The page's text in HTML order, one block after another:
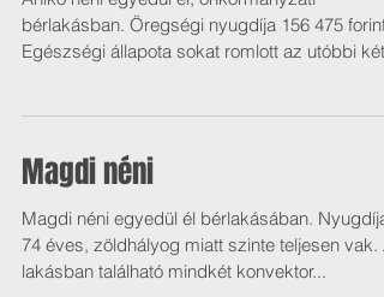
bérlakásban. Öregségi nyugdíja 156 475 forint.
Egészségi állapota sokat romlott az utóbbi két
Magdi néni
Magdi néni egyedül él bérlakásában.
74 éves, zöldhályog miatt szinte teljesen vak. A
lakásban található mindkét konvektor...